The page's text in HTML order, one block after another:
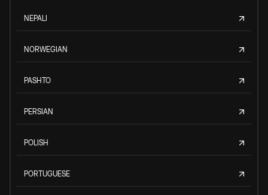
NEPALI
NORWEGIAN
PASHTO
PERSIAN
POLISH
PORTUGUESE